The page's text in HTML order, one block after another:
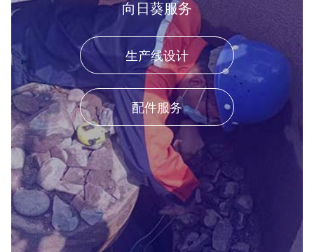
向日葵服务
生产线设计
配件服务